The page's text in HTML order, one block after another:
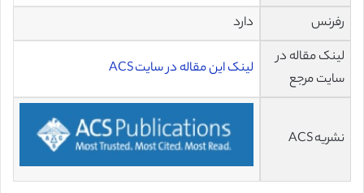
رفرنس
دارد
لینک مقاله در
سایت مرجع
لینک این مقاله در سایت ACS
نشریه ACS